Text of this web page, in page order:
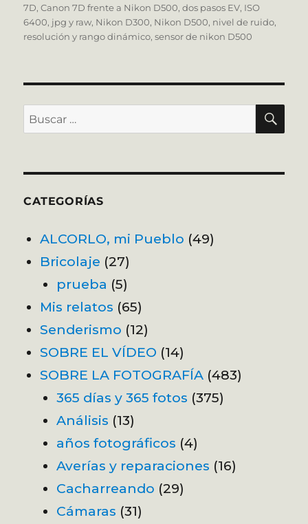
el
7D,Canon 7D frente a Nikon D500,dos pasos EV, ISO
6400, jpg y raw, Nikon D300, Nikon D500, nivel de ruido,
resolución y rango dinámico,sensor de nikon D500
Buscar
por:
CATEGORÍAS
ALCORLO, mi Pueblo (49)
Bricolaje (27)
prueba (5)
Mis relatos (65)
Senderismo (12)
SOBRE EL VÍDEO (14)
SOBRE LA FOTOGRAFÍA (483)
365 días y 365 fotos (375)
Análisis (13)
años fotográficos (4)
Averías y reparaciones (16)
Cacharreando (29)
Cámaras (31)